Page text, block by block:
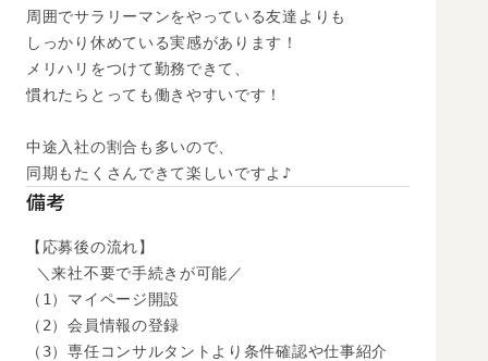
周囲でサラリーマンをやっている友達よりも
しっかり休めている実感があります！
メリハリをつけて勤務できて、
慣れたらとっても働きやすいです！
中途入社の割合も多いので、
同期もたくさんできて楽しいですよ♪
備考
【応募後の流れ】
＼来社不要で手続きが可能／
（1）マイページ開設
（2）会員情報の登録
（3）専任コンサルタントより条件確認や仕事紹介